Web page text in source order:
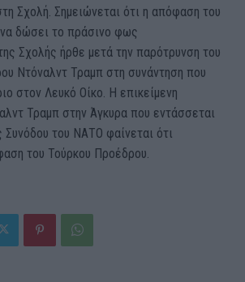
Σχολή. Σημειώνεται ότι η απόφαση του
δώσει το πράσινο φως
Σχολής ήρθε μετά την παρότρυνση του
Ντόναλντ Τραμπ στη συνάντηση που
στον Λευκό Οίκο. Η επικείμενη
Τραμπ στην Άγκυρα που εντάσσεται
Συνόδου του ΝΑΤΟ φαίνεται ότι
του Τούρκου Προέδρου.